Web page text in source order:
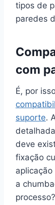
tipos de
paredes
com
É, por
suporte.
deve
fixação
a